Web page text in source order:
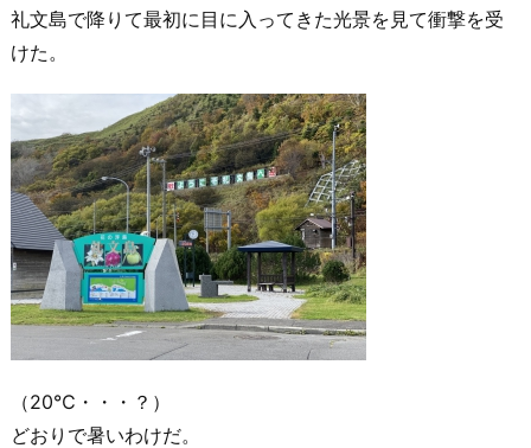
礼文島で降りて最初に目に入ってきた光景を見て衝撃を受
けた。
（20℃・・・？）
どおりで暑いわけだ。